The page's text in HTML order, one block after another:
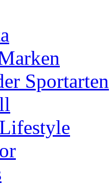
Sportarten